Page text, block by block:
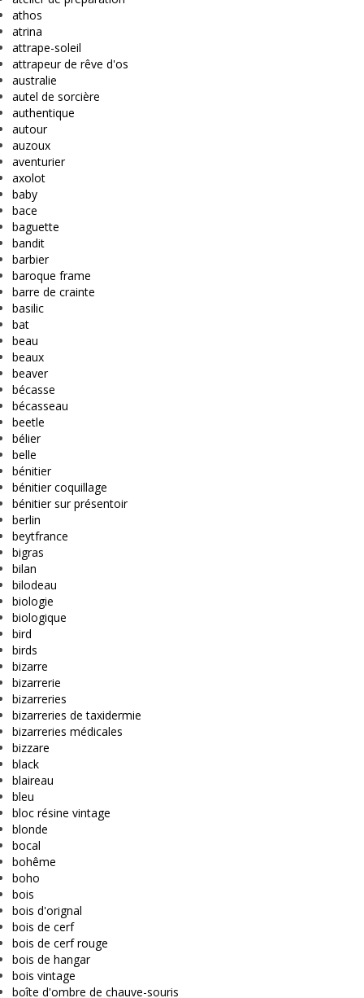
athos
atrina
attrape-soleil
attrapeur de rêve d'os
australie
autel de sorcière
authentique
autour
auzoux
aventurier
axolot
baby
bace
baguette
bandit
barbier
baroque frame
barre de crainte
basilic
bat
beau
beaux
beaver
bécasse
bécasseau
beetle
bélier
belle
bénitier
bénitier coquillage
bénitier sur présentoir
berlin
beytfrance
bigras
bilan
bilodeau
biologie
biologique
bird
birds
bizarre
bizarrerie
bizarreries
bizarreries de taxidermie
bizarreries médicales
bizzare
black
blaireau
bleu
bloc résine vintage
blonde
bocal
bohême
boho
bois
bois d'orignal
bois de cerf
bois de cerf rouge
bois de hangar
bois vintage
boîte d'ombre de chauve-souris